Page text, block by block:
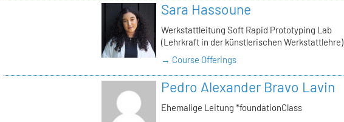
Sara Hassoune
Werkstattleitung Soft Rapid Prototyping Lab
(Lehrkraft in der künstlerischen Werkstattlehre)
→ Course Offerings
Pedro Alexander Bravo Lavin
Ehemalige Leitung *foundationClass